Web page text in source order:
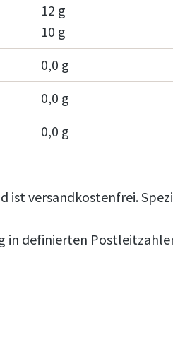
12 g
10 g
0,0 g
0,0 g
0,0 g
versandkostenfrei.
in definierten